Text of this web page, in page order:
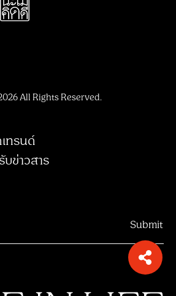
All Rights Reserved.
ทรนด์
ข่าวสาร